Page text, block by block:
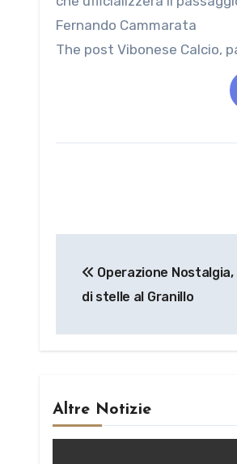
Fernando Cammarata
The post Vibonese Calcio,
articoli
Operazione
di stelle al Granillo
Altre Notizie